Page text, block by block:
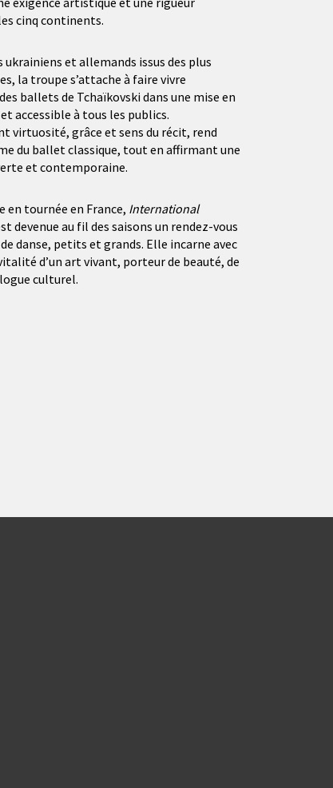
cinq continents.
ukrainiens et allemands issus des plus
la troupe s’attache à faire vivre
ballets de Tchaïkovski dans une mise en
accessible à tous les publics.
virtuosité, grâce et sens du récit, rend
du ballet classique, tout en affirmant une
et contemporaine.
en tournée en France, International
devenue au fil des saisons un rendez-vous
danse, petits et grands. Elle incarne avec
d’un art vivant, porteur de beauté, de
culturel.